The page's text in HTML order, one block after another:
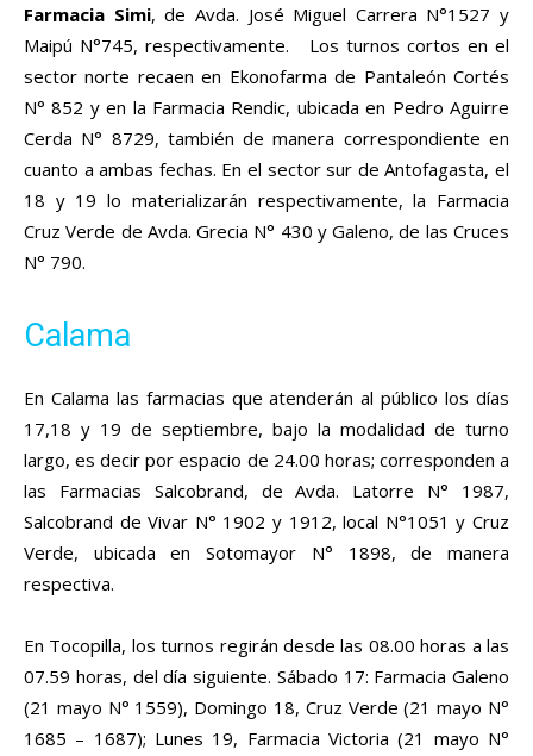
Farmacia Simi, de Avda. José Miguel Carrera N°1527 y
Maipú N°745, respectivamente. Los turnos cortos en el
sector norte recaen en Ekonofarma de Pantaleón Cortés
N° 852 y en la Farmacia Rendic, ubicada en Pedro Aguirre
Cerda N° 8729, también de manera correspondiente en
cuanto a ambas fechas. En el sector sur de Antofagasta, el
18 y 19 lo materializarán respectivamente, la Farmacia
Cruz Verde de Avda. Grecia N° 430 y Galeno, de las Cruces
N° 790.
Calama
En Calama las farmacias que atenderán al público los días
17,18 y 19 de septiembre, bajo la modalidad de turno
largo, es decir por espacio de 24.00 horas; corresponden a
las Farmacias Salcobrand, de Avda. Latorre N° 1987,
Salcobrand de Vivar N° 1902 y 1912, local N°1051 y Cruz
Verde, ubicada en Sotomayor N° 1898, de manera
respectiva.
En Tocopilla, los turnos regirán desde las 08.00 horas a las
07.59 horas, del día siguiente. Sábado 17: Farmacia Galeno
(21 mayo N° 1559), Domingo 18, Cruz Verde (21 mayo N°
1685 – 1687); Lunes 19, Farmacia Victoria (21 mayo N°